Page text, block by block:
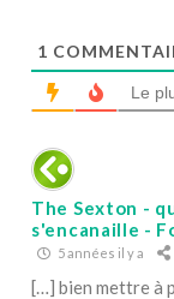
1
Le
The Sexton -
s'encanaille -
5 années il y a
[…] bien mettre à